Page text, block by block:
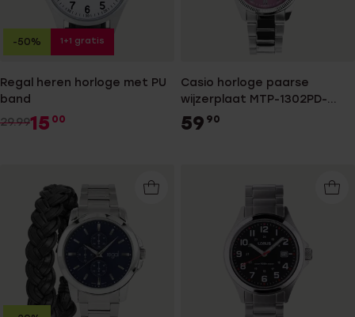
Regal heren horloge met PU
band
29.9915 00
-50% 1+1 gratis
Casio horloge paarse
wijzerplaat MTP-1302PD-
6AVEF
59 90